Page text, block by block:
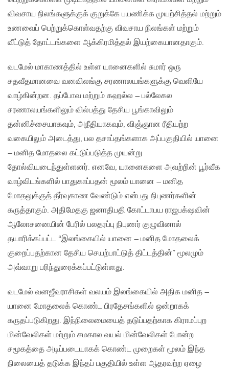
விவசாய நிலங்களுக்குக் குறுக்கே பயணிக்க முயற்சித்தல் மற்றும்
உணவைப் பெற்றுக்கொள்வதற்கு விவசாய நிலங்கள் மற்றும்
வீட்டுத் தோட்டங்களை ஆக்கிரமித்தல் இயற்கையானதாகும்.
வடமேல் மாகாணத்தில் உள்ள யானைகளில் சுமார் ஒரு
சதவீதமானவை வனவிலங்கு சரணாலயங்களுக்கு வெளியே
வாழ்கின்றன. தப்போவ மற்றும் கஹல்ல – பல்லேகல
சரணாலயங்களிலும் வில்பத்து தேசிய பூங்காவிலும்
தன்னிச்சையாகவும், அநீதியாகவும், விஞ்ஞான ரீதியற்ற
வகையிலும் அடைத்து, பல தசாப்தங்களாக அப்பகுதியில் யானை
– மனித மோதலை கட்டுப்படுத்த முயன்று
தோல்வியடைந்துள்ளனர். எனவே, யானைகளை அவற்றின் பூர்வீக
வாழ்விடங்களில் பாதுகாப்பதன் மூலம் யானை – மனித
மோதலுக்குத் தீர்வுகாண வேண்டும் என்பது நிபுணர்களின்
கருத்தாகும். அதிமேதகு ஜனாதிபதி கோட்டாபய ராஜபக்‌ஷவின்
ஆலோசனையின் பேரில் பலதரப்பு நிபுணர் குழுவினால்
தயாரிக்கப்பட்ட “இலங்கையில் யானை – மனித மோதலைக்
குறைப்பதற்கான தேசிய செயற்பாட்டுத் திட்டத்தின்” மூலமும்
அவ்வாறு பரிந்துரைக்கப்பட்டுள்ளது.
வடமேல் வனஜீவராசிகள் வலயம் இலங்கையில் அதிக மனித –
யானை மோதலைக் கொண்ட பிரதேசங்களில் ஒன்றாகக்
கருதப்படுகிறது. இந்நிலைமையைத் தடுப்பதற்காக கிராமப்புற
மின்வேலிகள் மற்றும் சமகால வயல் மின்வேலிகள் போன்ற
சமூகத்தை அடிப்படையாகக் கொண்ட முறைகள் மூலம் இந்த
நிலையைத் தடுக்க இந்தப் பகுதியில் உள்ள ஆதரவற்ற ஏழை